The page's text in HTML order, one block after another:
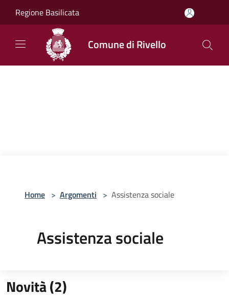
Regione Basilicata
Comune di Rivello
Home > Argomenti > Assistenza sociale
Assistenza sociale
Novità (2)